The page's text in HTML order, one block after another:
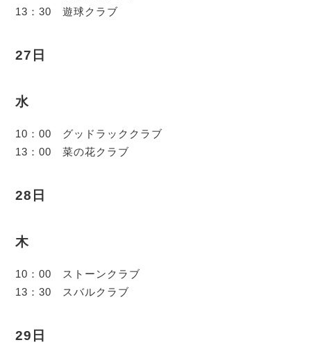
13：30 遊球クラブ
27日
水
10：00 グッドラッククラブ
13：00 菜の花クラブ
28日
木
10：00 ストーンクラブ
13：30 スバルクラブ
29日